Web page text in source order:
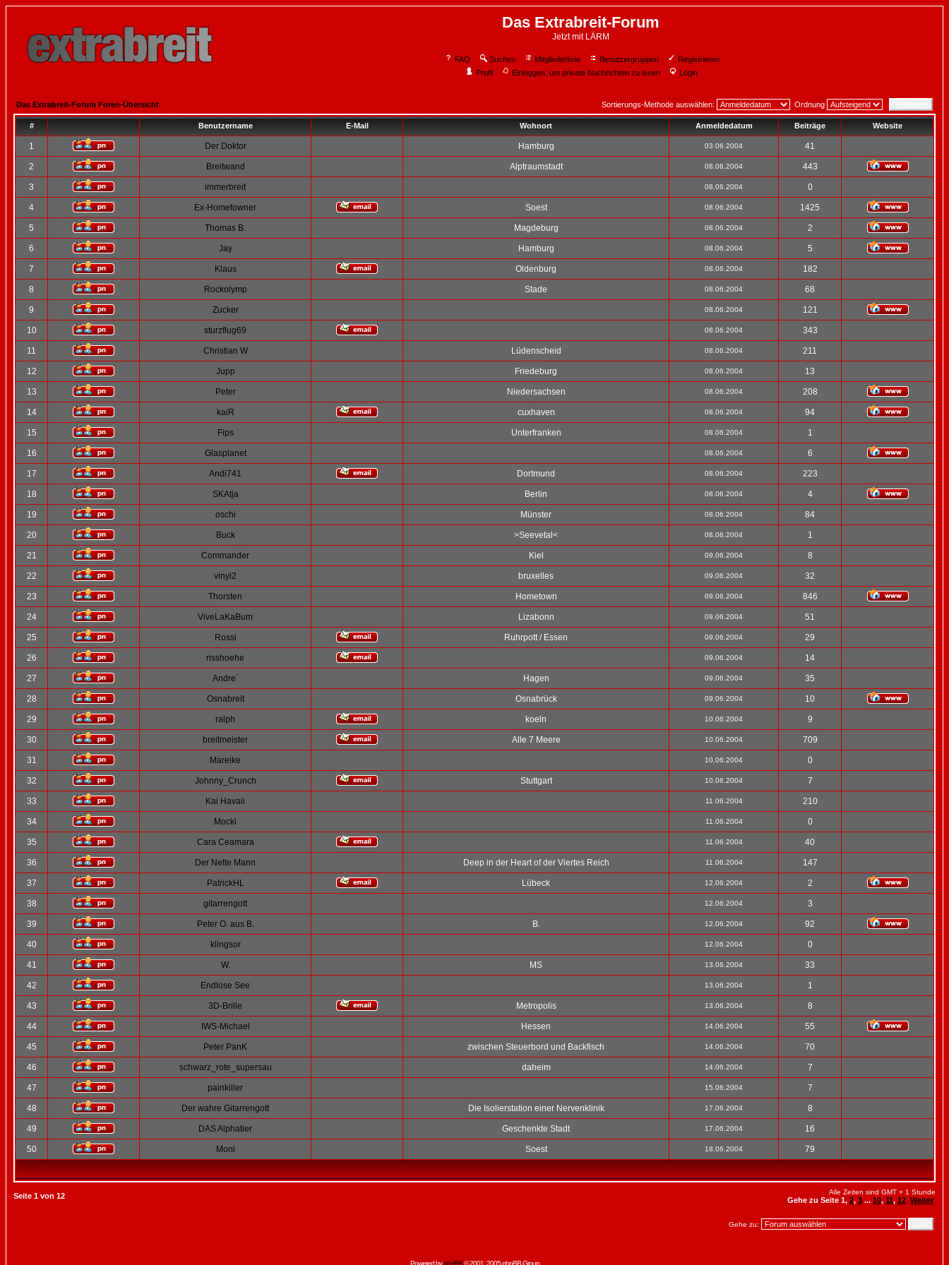
Das Extrabreit-Forum
Jetzt mit LÄRM
FAQ Suchen Mitgliederliste Benutzergruppen
Registrieren
Profil
Einloggen, um private Nachrichten zu lesen Login
Das Extrabreit-Forum Foren-Übersicht Sortierungs-Methode auswählen: Ordnung
# Benutzername E-Mail Wohnort Anmeldedatum Beiträge Website
1 Der Doktor Hamburg 03.06.2004 41
2 Breitwand Alptraumstadt 08.06.2004 443
3 immerbreit 08.06.2004 0
4 Ex-Hometowner Soest 08.06.2004 1425
5 Thomas B. Magdeburg 08.06.2004 2
6 Jay Hamburg 08.06.2004 5
7 Klaus Oldenburg 08.06.2004 182
8 Rockolymp Stade 08.06.2004 68
9 Zucker 08.06.2004 121
10 sturzflug69 08.06.2004 343
11 Christian W Lüdenscheid 08.06.2004 211
12 Jupp Friedeburg 08.06.2004 13
13 Peter Niedersachsen 08.06.2004 208
14 kaiR cuxhaven 08.06.2004 94
15 Fips Unterfranken 08.06.2004 1
16 Glasplanet 08.06.2004 6
17 Andi741 Dortmund 08.06.2004 223
18 SKAtja Berlin 08.06.2004 4
19 oschi Münster 08.06.2004 84
20 Buck >Seevetal< 08.06.2004 1
21 Commander Kiel 09.06.2004 8
22 vinyl2 bruxelles 09.06.2004 32
23 Thorsten Hometown 09.06.2004 846
24 ViveLaKaBum Lizabonn 09.06.2004 51
25 Rossi Ruhrpott / Essen 09.06.2004 29
26 risshoehe 09.06.2004 14
27 Andre´ Hagen 09.06.2004 35
28 Osnabreit Osnabrück 09.06.2004 10
29 ralph koeln 10.06.2004 9
30 breitmeister Alle 7 Meere 10.06.2004 709
31 Mareike 10.06.2004 0
32 Johnny_Crunch Stuttgart 10.06.2004 7
33 Kai Havaii 11.06.2004 210
34 Mocki 11.06.2004 0
35 Cara Ceamara 11.06.2004 40
36 Der Nette Mann Deep in der Heart of der Viertes Reich 11.06.2004 147
37 PatrickHL Lübeck 12.06.2004 2
38 gitarrengott 12.06.2004 3
39 Peter O. aus B. B. 12.06.2004 92
40 klingsor 12.06.2004 0
41 W. MS 13.06.2004 33
42 Endlose See 13.06.2004 1
43 3D-Brille Metropolis 13.06.2004 8
44 IWS-Michael Hessen 14.06.2004 55
45 Peter PanK zwischen Steuerbord und Backfisch 14.06.2004 70
46 schwarz_rote_supersau daheim 14.06.2004 7
47 painkiller 15.06.2004 7
48 Der wahre Gitarrengott Die Isolierstation einer Nervenklinik 17.06.2004 8
49 DAS Alphatier Geschenkte Stadt 17.06.2004 16
50 Moni Soest 18.06.2004 79
Seite 1 von 12 Alle Zeiten sind GMT + 1 Stunde
Gehe zu Seite 1, 2, 3 ... 10, 11, 12 Weiter
Gehe zu:
Powered byphpBB© 2001, 2005 phpBB Group